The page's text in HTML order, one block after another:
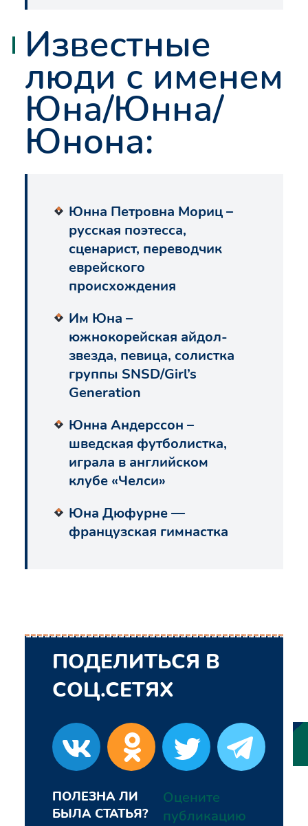
Известные
люди с именем
Юна/Юнна/
Юнона:
Юнна Петровна Мориц –
русская поэтесса,
сценарист, переводчик
еврейского
происхождения
Им Юна –
южнокорейская айдол-
звезда, певица, солистка
группы SNSD/Girl’s
Generation
Юнна Андерссон –
шведская футболистка,
играла в английском
клубе «Челси»
Юна Дюфурне —
французская гимнастка
ПОДЕЛИТЬСЯ В
СОЦ.СЕТЯХ
ПОЛЕЗНА ЛИ
БЫЛА СТАТЬЯ?
Оцените
публикацию